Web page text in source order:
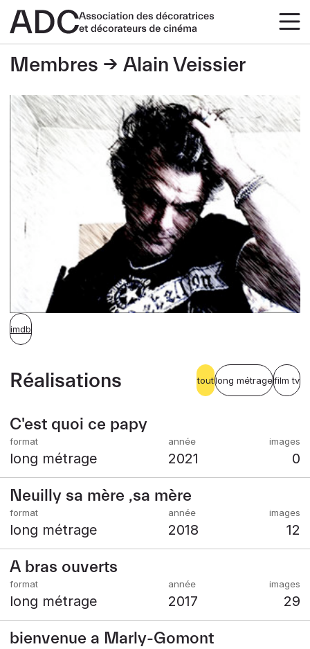
Membres Alain Veissier
imdb
Réalisations toutlong métragefilm tv
C'est quoi ce papy
long métrage 2021 0
Neuilly sa mère ,sa mère
long métrage 2018 12
A bras ouverts
long métrage 2017 29
bienvenue a Marly-Gomont